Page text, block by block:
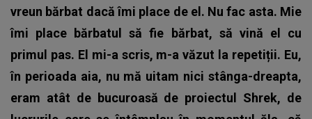
vreun bărbat dacă îmi place de el. Nu fac asta. Mie
îmi place bărbatul să fie bărbat, să vină el cu
primul pas. El mi-a scris, m-a văzut la repetiții. Eu,
în perioada aia, nu mă uitam nici stânga-dreapta,
eram atât de bucuroasă de proiectul Shrek, de